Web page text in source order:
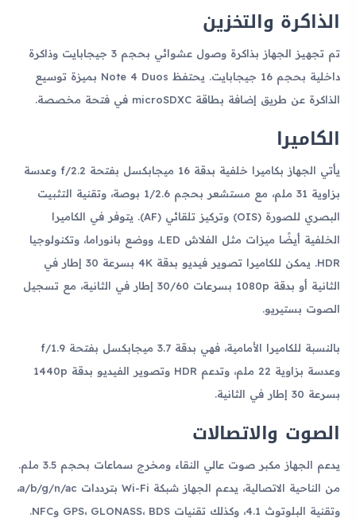
الذاكرة والتخزين
تم تجهيز الجهاز بذاكرة وصول عشوائي بحجم 3 جيجابايت وذاكرة
داخلية بحجم 16 جيجابايت. يحتفظ Note 4 Duos بميزة توسيع
الذاكرة عن طريق إضافة بطاقة microSDXC في فتحة مخصصة.
الكاميرا
يأتي الجهاز بكاميرا خلفية بدقة 16 ميجابكسل بفتحة f/2.2 وعدسة
بزاوية 31 ملم، مع مستشعر بحجم 1/2.6 بوصة، وتقنية التثبيت
البصري للصورة (OIS) وتركيز تلقائي (AF). يتوفر في الكاميرا
الخلفية أيضًا ميزات مثل الفلاش LED، ووضع بانوراما، وتكنولوجيا
HDR. يمكن للكاميرا تصوير فيديو بدقة 4K بسرعة 30 إطار في
الثانية أو بدقة 1080p بسرعات 30/60 إطار في الثانية، مع تسجيل
الصوت بستيريو.
بالنسبة للكاميرا الأمامية، فهي بدقة 3.7 ميجابكسل بفتحة f/1.9
وعدسة بزاوية 22 ملم، وتدعم HDR وتصوير الفيديو بدقة 1440p
بسرعة 30 إطار في الثانية.
الصوت والاتصالات
يدعم الجهاز مكبر صوت عالي النقاء ومخرج سماعات بحجم 3.5 ملم.
من الناحية الاتصالية، يدعم الجهاز شبكة Wi-Fi بترددات a/b/g/n/ac،
وتقنية البلوتوث 4.1، وكذلك تقنيات GPS، GLONASS، BDS وNFC.